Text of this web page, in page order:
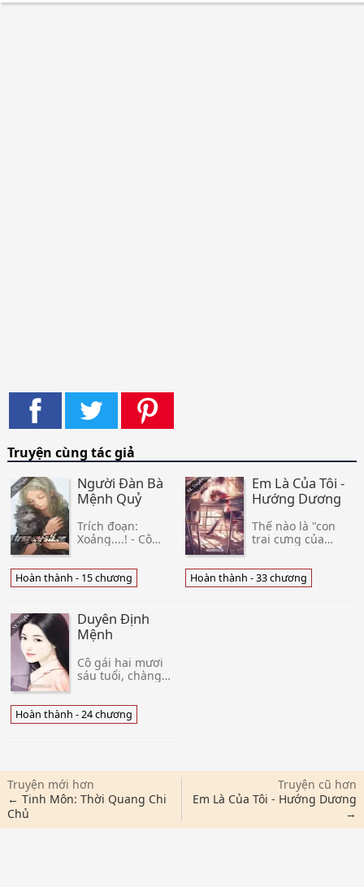
Truyện cùng tác giả
Người Đàn Bà
Mệnh Quỷ
Trích đoạn:
Xoảng....! - Cô
nhà này ra à, ôi
giời ơi, nó phá
của nhà tôi này.
khóc, cô ko dám
than trách gì
Hoàn thành - 15 chương
Em Là Của Tôi -
Hướng Dương
Thế nào là "con
trai cưng của
nói về Minh Phúc
cùng mẹ của hắn.
Được yêu thương
Hoàn thành - 33 chương
Duyên Định
Mệnh
Cô gái hai mươi
sáu tuổi, chàng
của họ cùng ba
người lớn khác
Hoàn thành - 24 chương
Truyện mới hơn
← Tinh Môn: Thời Quang Chi
Chủ
Truyện cũ hơn
Em Là Của Tôi - Hướng Dương
→